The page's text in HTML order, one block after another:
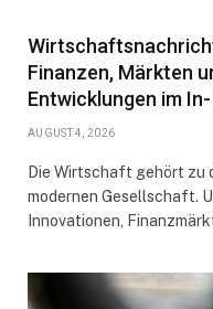
Finanzen, Märkten
Entwicklungen im
AUGUST 4, 2026
Die Wirtschaft gehört zu
modernen Gesellschaft.
Innovationen,